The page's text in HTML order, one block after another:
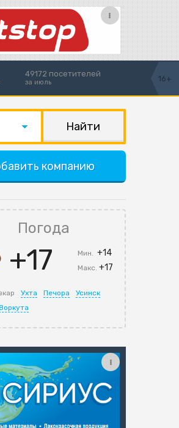
49172 посетителей
за июль 16+
компанию
Погода
+17 Мин.+14
Макс.+17
Ухта Печора
Усинск